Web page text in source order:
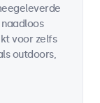
voor zelfs
outdoors,